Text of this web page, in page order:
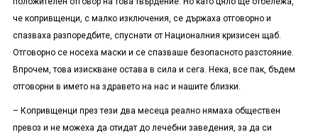
че копривщенци, с малко изключения, се държаха отговорно и
спазваха разпоредбите, спуснати от Националния кризисен щаб.
Отговорно се носеха маски и се спазваше безопасното разстояние.
Впрочем, това изискване остава в сила и сега. Нека, все пак, бъдем
отговорни в името на здравето на нас и нашите близки.
– Копривщенци през тези два месеца реално нямаха обществен
превоз и не можеха да отидат до лечебни заведения, за да си